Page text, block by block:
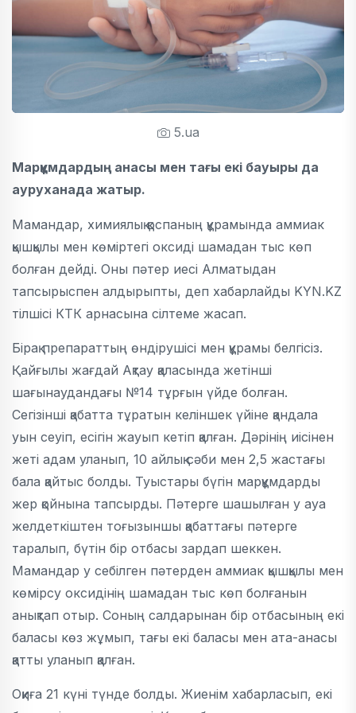
5.ua
Марқұмдардың анасы мен тағы екі бауыры да
ауруханада жатыр.
Мамандар, химиялық қоспаның құрамында аммиак
қышқылы мен көміртегі оксиді шамадан тыс көп
болған дейді. Оны пәтер иесі Алматыдан
тапсырыспен алдырыпты, деп хабарлайды KYN.KZ
тілшісі КТК арнасына сілтеме жасап.
Бірақ препараттың өндірушісі мен құрамы белгісіз.
Қайғылы жағдай Ақтау қаласында жетінші
шағынаудандағы №14 тұрғын үйде болған.
Сегізінші қабатта тұратын келіншек үйіне қандала
уын сеуіп, есігін жауып кетіп қалған. Дәрінің иісінен
жеті адам уланып, 10 айлық сәби мен 2,5 жастағы
бала қайтыс болды. Туыстары бүгін марқұмдарды
жер қойнына тапсырды. Пәтерге шашылған у ауа
желдеткіштен тоғызыншы қабаттағы пәтерге
таралып, бүтін бір отбасы зардап шеккен.
Мамандар у себілген пәтерден аммиак қышқылы мен
көмірсу оксидінің шамадан тыс көп болғанын
анықтап отыр. Соның салдарынан бір отбасының екі
баласы көз жұмып, тағы екі баласы мен ата-анасы
қатты уланып қалған.
Оқиға 21 күні түнде болды. Жиенім хабарласып, екі